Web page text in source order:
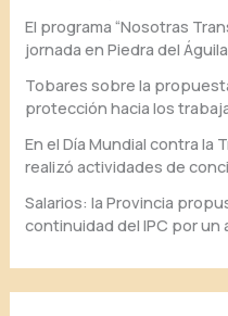
El programa “Nosotras
jornada en Piedra del Águila
Tobares sobre la
protección hacia los
En el Día Mundial contra la
realizó actividades de
Salarios: la Provincia
continuidad del IPC por un